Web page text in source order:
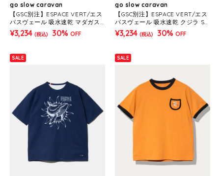
go slow caravan
【GSC別注】ESPACE VERT/エス
パスヴェール 吸水速乾 マダガス
カル 総柄TEE (MENS)
¥3,234 (税込) 30% OFF
go slow caravan
【GSC別注】ESPACE VERT/エス
パスヴェール 吸水速乾 クジラ S/
S TEE (MENS)
¥3,234 (税込) 30% OFF
SALE SALE